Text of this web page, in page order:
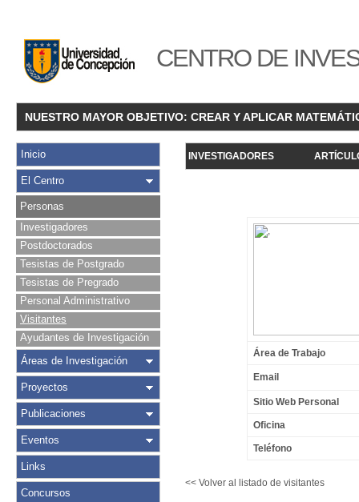
CENTRO DE
NUESTRO MAYOR OBJETIVO: CREAR Y APLICAR
Inicio
El Centro
Personas
Investigadores
Postdoctorados
Tesistas de Postgrado
Tesistas de Pregrado
Personal Administrativo
Visitantes
Ayudantes de Investigación
Áreas de Investigación
Proyectos
Publicaciones
Eventos
Links
Concursos
INVESTIGADORES
Área de Trabajo
Email
Sitio Web Personal
Oficina
Teléfono
<< Volver al listado de visitantes